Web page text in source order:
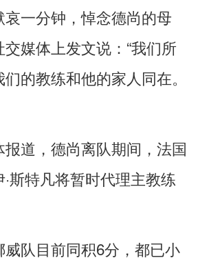
一分钟，悼念德尚的母
媒体上发文说：“我们所
的教练和他的家人同在。
道，德尚离队期间，法国
斯特凡将暂时代理主教练
队目前同积6分，都已小